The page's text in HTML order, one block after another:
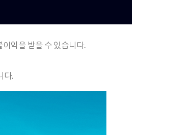
익을 받을 수 있습니다.
다.